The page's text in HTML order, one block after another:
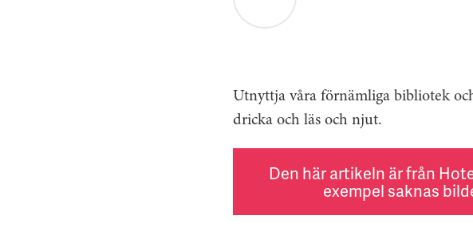
Utnyttja våra förnämliga bibliotek
dricka och läs och njut.
Den här artikeln är från
exempel saknas